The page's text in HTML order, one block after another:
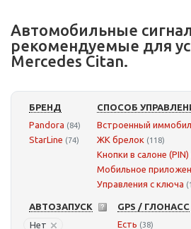
Автомобильные
рекомендуемые для
Mercedes Citan.
БРЕНД
Pandora (84)
StarLine (74)
СПОСОБ
Встроенный
ЖК брелок (118)
Кнопки в салоне (PIN)
Мобильное
Управления с ключа
АВТОЗАПУСК
Нет
GPS / ГЛОНАСС
Есть (38)